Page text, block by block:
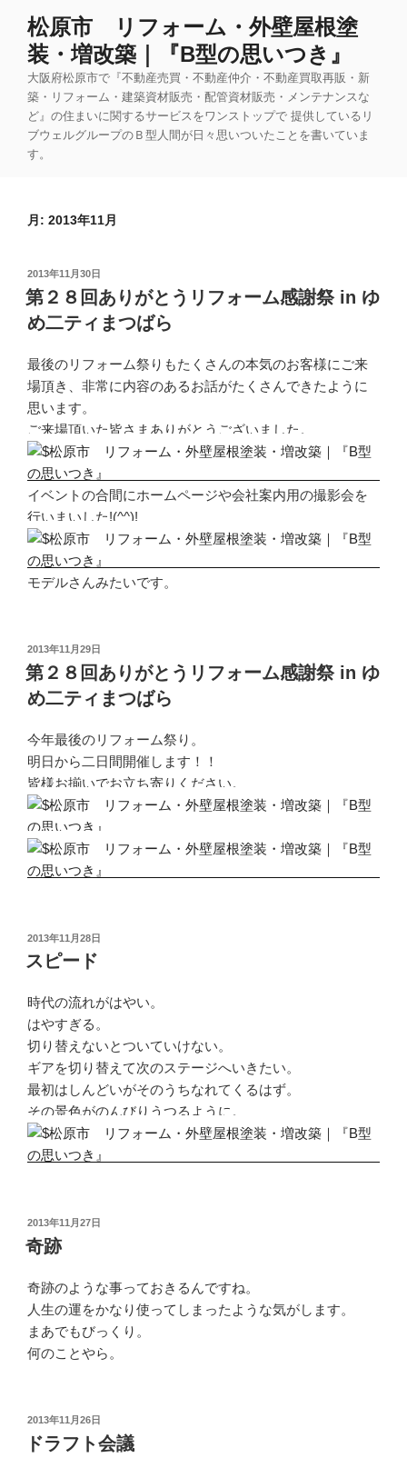
松原市 リフォーム・外壁屋根塗
装・増改築｜『B型の思いつき』
大阪府松原市で『不動産売買・不動産仲介・不動産買取再販・新
築・リフォーム・建築資材販売・配管資材販売・メンテナンスな
ど』の住まいに関するサービスをワンストップで 提供しているリ
ブウェルグループのＢ型人間が日々思いついたことを書いていま
す。
月: 2013年11月
投
稿
日:
2013年11月30日
第２８回ありがとうリフォーム感謝祭 in ゆ
め二ティまつばら
最後のリフォーム祭りもたくさんの本気のお客様にご来
場頂き、非常に内容のあるお話がたくさんできたように
思います。
ご来場頂いた皆さまありがとうございました。
イベントの合間にホームページや会社案内用の撮影会を
行いまいした!(^^)!
モデルさんみたいです。
投
稿
日:
2013年11月29日
第２８回ありがとうリフォーム感謝祭 in ゆ
め二ティまつばら
今年最後のリフォーム祭り。
明日から二日間開催します！！
皆様お揃いでお立ち寄りください。
投
稿
日:
2013年11月28日
スピード
時代の流れがはやい。
はやすぎる。
切り替えないとついていけない。
ギアを切り替えて次のステージへいきたい。
最初はしんどいがそのうちなれてくるはず。
その景色がのんびりうつるように。
投
稿
日:
2013年11月27日
奇跡
奇跡のような事っておきるんですね。
人生の運をかなり使ってしまったような気がします。
まあでもびっくり。
何のことやら。
投
稿
日:
2013年11月26日
ドラフト会議